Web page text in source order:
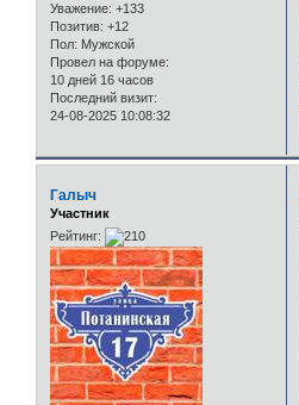
Уважение: +133
Позитив: +12
Пол: Мужской
Провел на форуме:
10 дней 16 часов
Последний визит:
24-08-2025 10:08:32
Галыч
Участник
Рейтинг: